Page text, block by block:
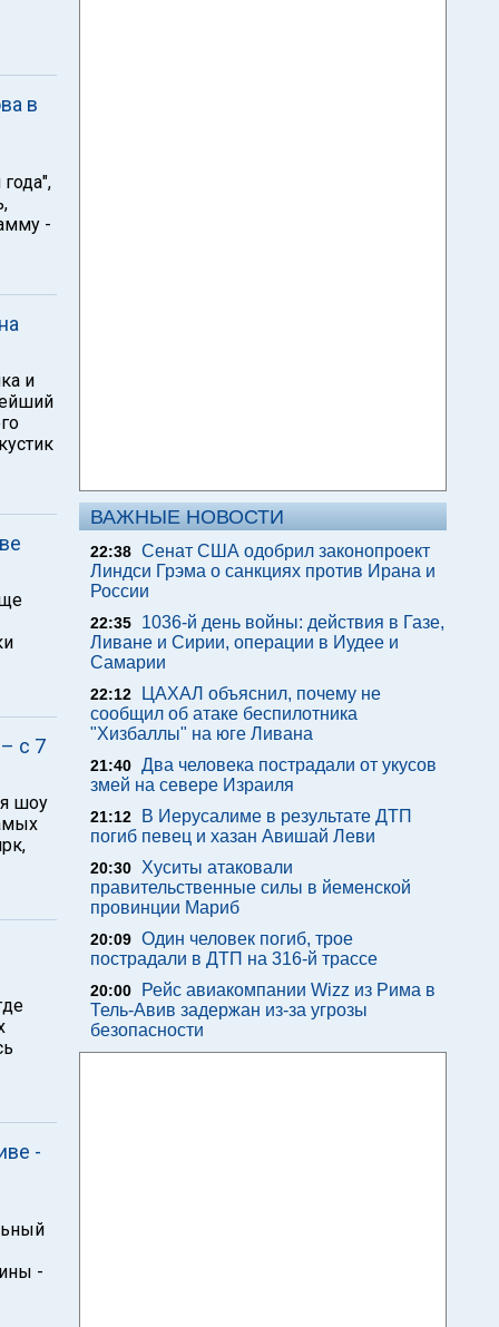
в
-
и
с 7
шоу
-
-
ВАЖНЫЕ НОВОСТИ
22:38 Сенат США одобрил законопроект
Линдси Грэма о санкциях против Ирана и
России
22:35
1036-й день войны: действия в Газе,
Ливане и Сирии, операции в Иудее и
Самарии
22:12
ЦАХАЛ объяснил, почему не
сообщил об атаке беспилотника
"Хизбаллы" на юге Ливана
21:40 Два человека пострадали от укусов
змей на севере Израиля
21:12
В Иерусалиме в результате ДТП
погиб певец и хазан Авишай Леви
20:30
Хуситы атаковали
правительственные силы в йеменской
провинции Мариб
20:09 Один человек погиб, трое
пострадали в ДТП на 316-й трассе
20:00
Рейс авиакомпании Wizz из Рима в
Тель-Авив задержан из-за угрозы
безопасности